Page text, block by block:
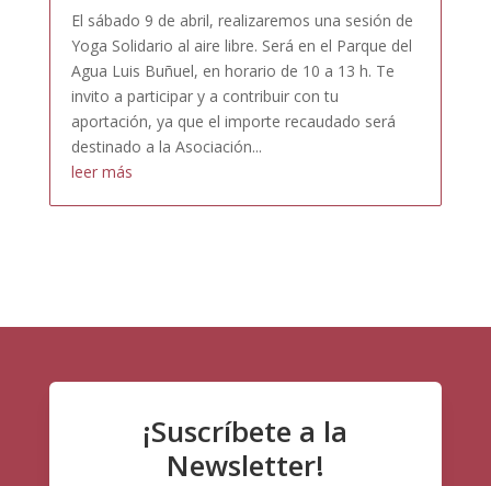
El sábado 9 de abril, realizaremos una sesión de
Yoga Solidario al aire libre. Será en el Parque del
Agua Luis Buñuel, en horario de 10 a 13 h. Te
invito a participar y a contribuir con tu
aportación, ya que el importe recaudado será
destinado a la Asociación...
leer más
¡Suscríbete a la
Newsletter!